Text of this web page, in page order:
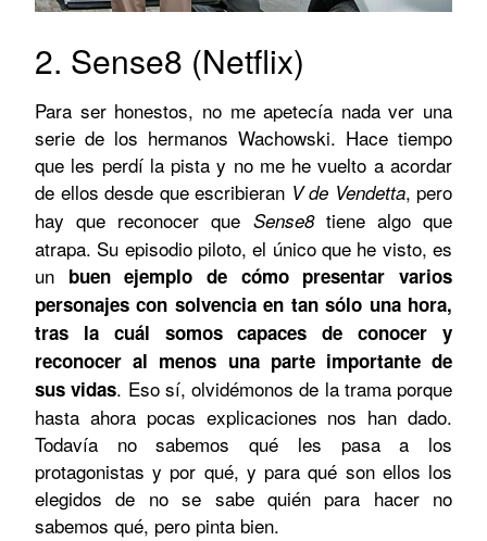
2. Sense8 (Netflix)
Para ser honestos, no me apetecía nada ver una
serie de los hermanos Wachowski. Hace tiempo
que les perdí la pista y no me he vuelto a acordar
de ellos desde que escribieran V de Vendetta, pero
hay que reconocer que Sense8tiene algo que
atrapa. Su episodio piloto, el único que he visto, es
un buen ejemplo de cómo presentar varios
personajes con solvencia en tan sólo una hora,
tras la cuál somos capaces de conocer y
reconocer al menos una parte importante de
sus vidas. Eso sí, olvidémonos de la trama porque
hasta ahora pocas explicaciones nos han dado.
Todavía no sabemos qué les pasa a los
protagonistas y por qué, y para qué son ellos los
elegidos de no se sabe quién para hacer no
sabemos qué, pero pinta bien.